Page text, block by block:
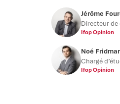
Jérôme
Directeur
Ifop Opinion
Noé
Chargé
Ifop Opinion